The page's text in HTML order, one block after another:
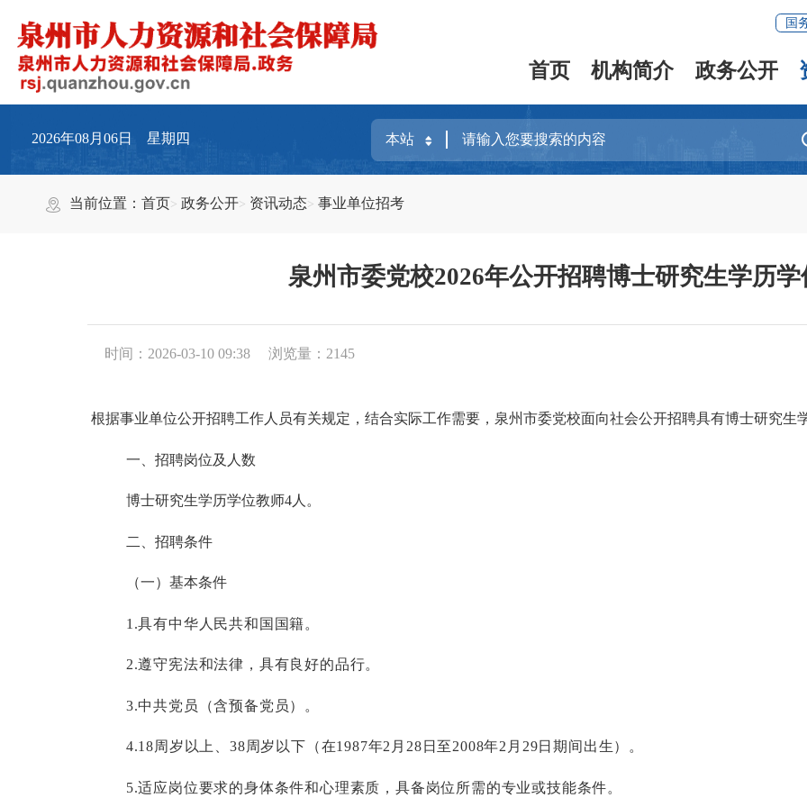
国
首页 机构简介 政务公开
2026年08月06日 星期四
当前位置：首页 政务公开 资讯动态 事业单位招考
泉州市委党校2026年公开招聘博士研究生学历
时间：2026-03-10 09:38 浏览量： 2145
根据事业单位公开招聘工作人员有关规定，结合实际工作需要，泉州市委党校面向社会公开招聘具有博士研究生
一 、招聘岗位及人数
博士研究生学历学位教师4人。
二 、招聘条件
（一）基本条件
1.具有中华人民共和国国籍。
2.遵守宪法和法律，具有良好的品行。
3.中共党员（含预备党员）。
4.18周岁以上、38周岁以下（在1987年2月28日至2008年2月29日期间出生）。
5.适应岗位要求的身体条件和心理素质，具备岗位所需的专业或技能条件。